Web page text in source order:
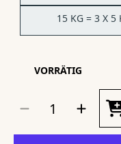
15 KG = 3 X 5
VORRÄTIG
AUSWÄHLEN
Menge
fürKENKOU®
Nr.1
für
Nr.1